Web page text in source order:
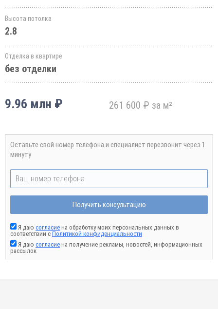
Высота потолка
2.8
Отделка в квартире
без отделки
9.96 млн ₽ 261 600 ₽ за м²
Оставьте свой номер телефона и специалист перезвонит через 1
минуту
Получить консультацию
Я даю согласие на обработку моих персональных данных в
соответствии с Политикой конфиденциальности
Я даю согласие на получение рекламы, новостей, информационных
рассылок